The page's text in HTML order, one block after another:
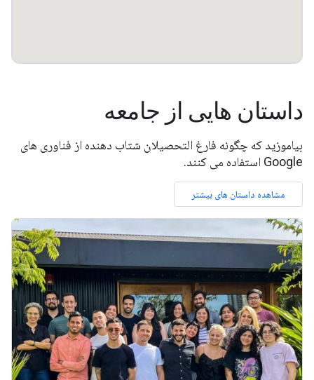
داستان هایی از جامعه
بیاموزید که چگونه فارغ التحصیلان شتاب دهنده از فناوری های
Google استفاده می کنند.
مشاهده داستان های بیشتر